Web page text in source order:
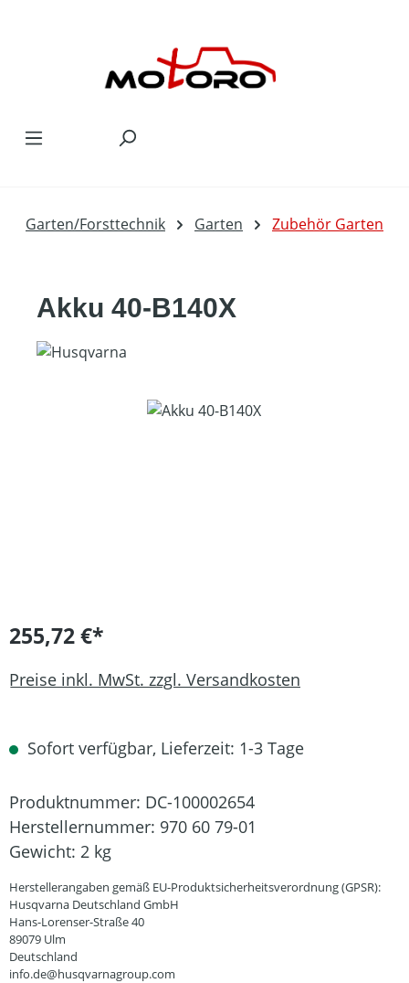
Garten/Forsttechnik Garten Zubehör Garten
Akku 40-B140X
Bildergalerie überspringen
255,72 €*
Preise inkl. MwSt. zzgl. Versandkosten
Sofort verfügbar, Lieferzeit: 1-3 Tage
Produktnummer: DC-100002654
Herstellernummer: 970 60 79-01
Gewicht: 2 kg
Herstellerangaben gemäß EU-Produktsicherheitsverordnung (GPSR):
Husqvarna Deutschland GmbH
Hans-Lorenser-Straße 40
89079 Ulm
Deutschland
info.de@husqvarnagroup.com